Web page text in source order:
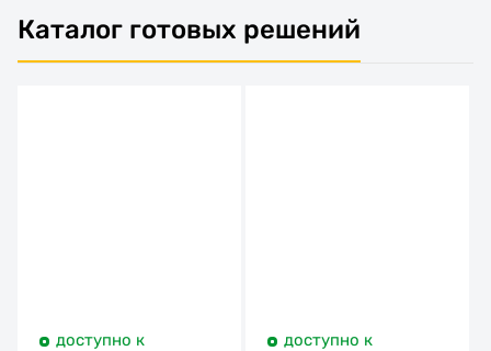
Каталог готовых решений
доступно к
доступно к